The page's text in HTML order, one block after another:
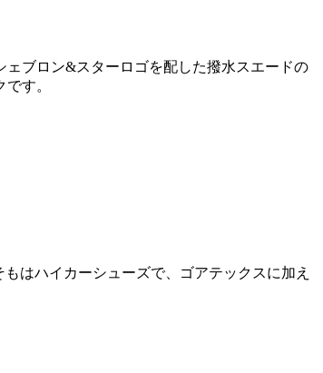
ェブロン&スターロゴを配した撥水スエードの
す。
はハイカーシューズで、ゴアテックスに加え